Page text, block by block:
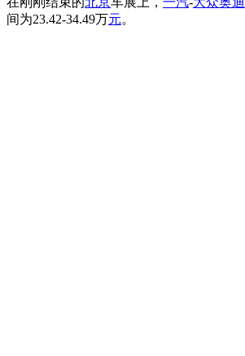
间为23.42-34.49万元。